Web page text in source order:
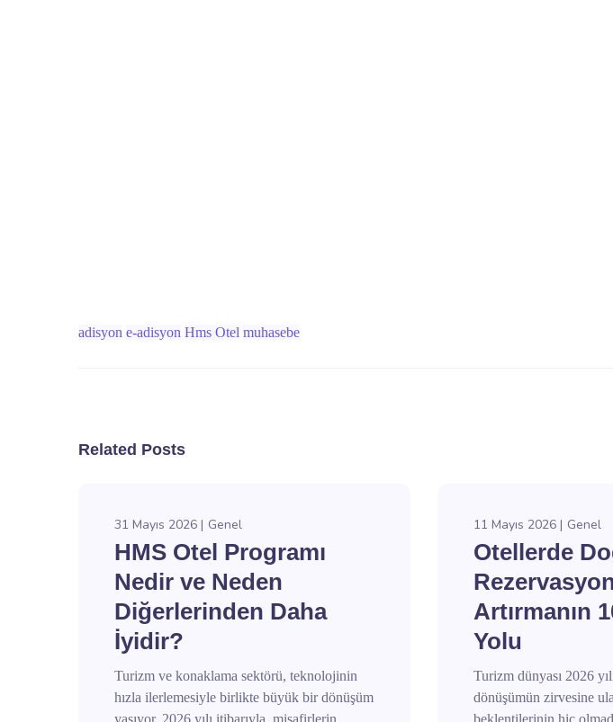
adisyon e-adisyon Hms Otel muhasebe
Related Posts
31 Mayıs 2026 Genel
HMS Otel Programı
Nedir ve Neden
Diğerlerinden Daha
İyidir?
Turizm ve konaklama sektörü, teknolojinin
hızla ilerlemesiyle birlikte büyük bir dönüşüm
11 Mayıs 2026 Genel
Otellerde
Artırmanın
Yolu
Turizm dünyası 2026
dönüşümün zirvesine